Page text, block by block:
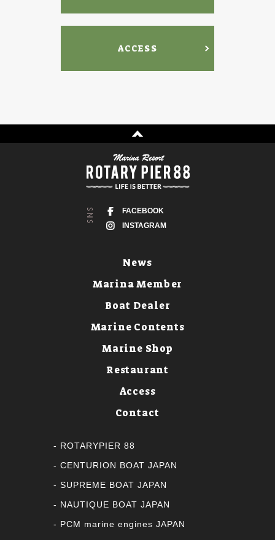
ACCESS
FACEBOOK
INSTAGRAM
News
Marina Member
Boat Dealer
Marine Contents
Marine Shop
Restaurant
Access
Contact
ROTARYPIER 88
CENTURION BOAT JAPAN
SUPREME BOAT JAPAN
NAUTIQUE BOAT JAPAN
PCM marine engines JAPAN